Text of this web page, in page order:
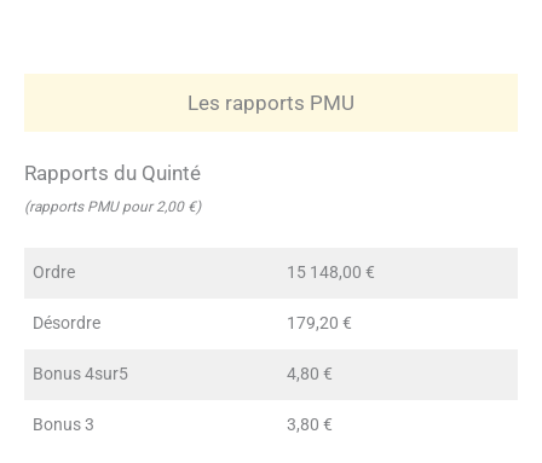
Les rapports PMU
Rapports du Quinté
(rapports PMU pour 2,00 €)
Ordre 15 148,00 €
Désordre 179,20 €
Bonus 4sur5 4,80 €
Bonus 3 3,80 €